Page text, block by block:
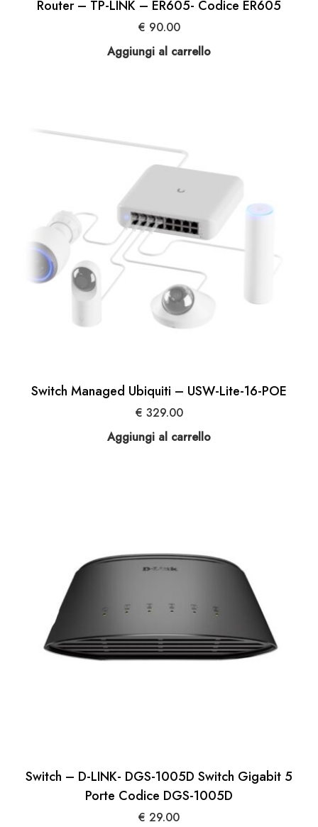
Router – TP-LINK – ER605- Codice ER605
€ 90.00
Aggiungi al carrello
Switch Managed Ubiquiti – USW-Lite-16-POE
€ 329.00
Aggiungi al carrello
Switch – D-LINK- DGS-1005D Switch Gigabit 5
Porte Codice DGS-1005D
€ 29.00